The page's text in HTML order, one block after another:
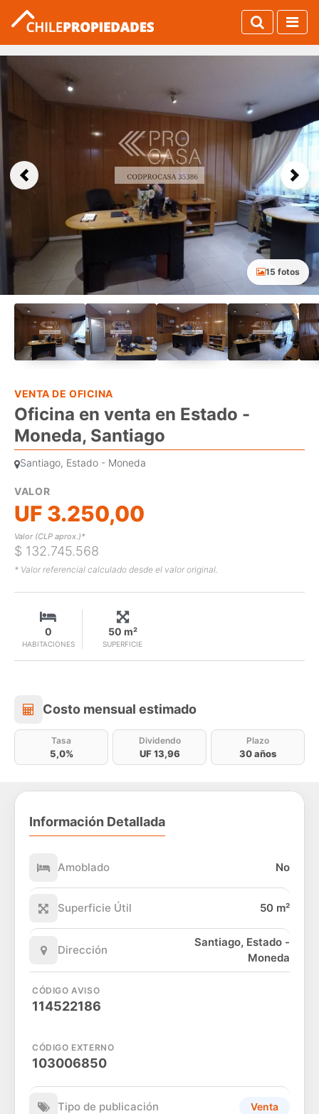
Previous Next
15 fotos
VENTA DE OFICINA
Oficina en venta en Estado -
Moneda, Santiago
Santiago, Estado - Moneda
VALOR
UF 3.250,00
Valor (CLP aprox.)*
$ 132.745.568
* Valor referencial calculado desde el valor original.
HABITACIONES
0
SUPERFICIE
50 m²
Costo mensual estimado
Costo mensual estimado
Tasa
5,0%
Dividendo
UF 13,96
Plazo
30 años
Información Detallada
Amoblado No
Superficie Útil 50 m²
Dirección
Santiago, Estado -
Moneda
CÓDIGO AVISO
114522186
CÓDIGO EXTERNO
103006850
Tipo de publicación Venta